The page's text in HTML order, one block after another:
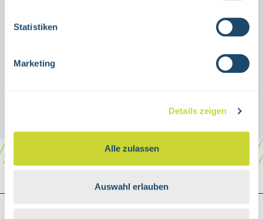
Statistiken
Marketing
Details zeigen
Alle zulassen
Auswahl erlauben
Nutzung in Innenräumenverschiedene
F002nachleuchtend, HI150…